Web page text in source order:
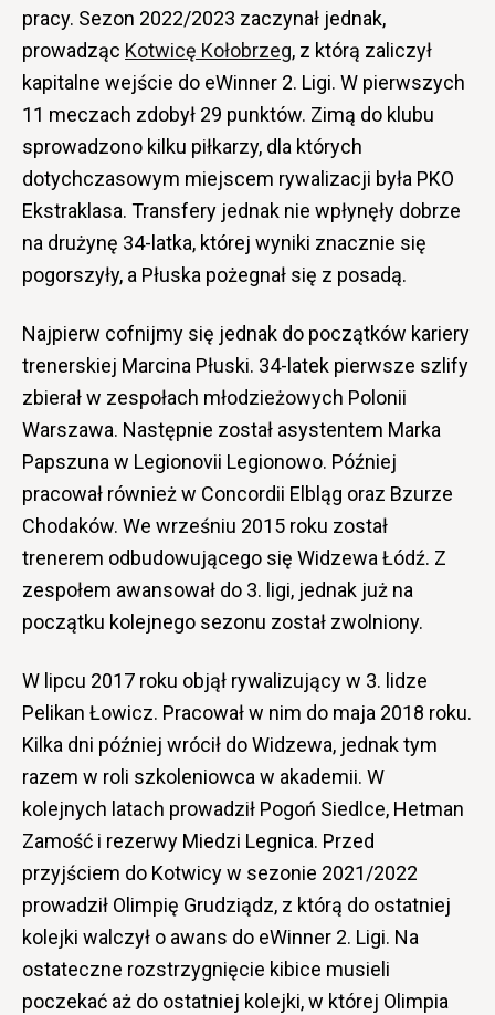
pracy. Sezon 2022/2023 zaczynał jednak,
prowadząc Kotwicę Kołobrzeg, z którą zaliczył
kapitalne wejście do eWinner 2. Ligi. W pierwszych
11 meczach zdobył 29 punktów. Zimą do klubu
sprowadzono kilku piłkarzy, dla których
dotychczasowym miejscem rywalizacji była PKO
Ekstraklasa. Transfery jednak nie wpłynęły dobrze
na drużynę 34-latka, której wyniki znacznie się
pogorszyły, a Płuska pożegnał się z posadą.
Najpierw cofnijmy się jednak do początków kariery
trenerskiej Marcina Płuski. 34-latek pierwsze szlify
zbierał w zespołach młodzieżowych Polonii
Warszawa. Następnie został asystentem Marka
Papszuna w Legionovii Legionowo. Później
pracował również w Concordii Elbląg oraz Bzurze
Chodaków. We wrześniu 2015 roku został
trenerem odbudowującego się Widzewa Łódź. Z
zespołem awansował do 3. ligi, jednak już na
początku kolejnego sezonu został zwolniony.
W lipcu 2017 roku objął rywalizujący w 3. lidze
Pelikan Łowicz. Pracował w nim do maja 2018 roku.
Kilka dni później wrócił do Widzewa, jednak tym
razem w roli szkoleniowca w akademii. W
kolejnych latach prowadził Pogoń Siedlce, Hetman
Zamość i rezerwy Miedzi Legnica. Przed
przyjściem do Kotwicy w sezonie 2021/2022
prowadził Olimpię Grudziądz, z którą do ostatniej
kolejki walczył o awans do eWinner 2. Ligi. Na
ostateczne rozstrzygnięcie kibice musieli
poczekać aż do ostatniej kolejki, w której Olimpia